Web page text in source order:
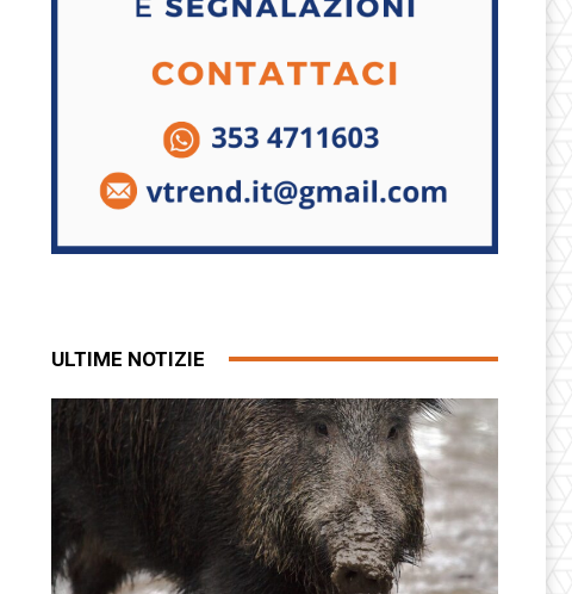
ULTIME NOTIZIE